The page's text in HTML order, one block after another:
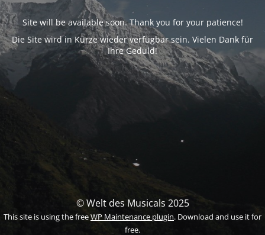
Site will be available soon. Thank you for your patience!
Die Site wird in Kürze wieder verfügbar sein. Vielen Dank für
Ihre Geduld!
© Welt des Musicals 2025
This site is using the freeWP Maintenance plugin. Download and use it for
free.